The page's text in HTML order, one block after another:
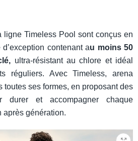
ligne Timeless Pool sont conçus en
contenant au moins 50
ultra-résistant au chlore et idéal
réguliers. Avec Timeless, arena
toutes ses formes, en proposant des
durer et accompagner chaque
après génération.